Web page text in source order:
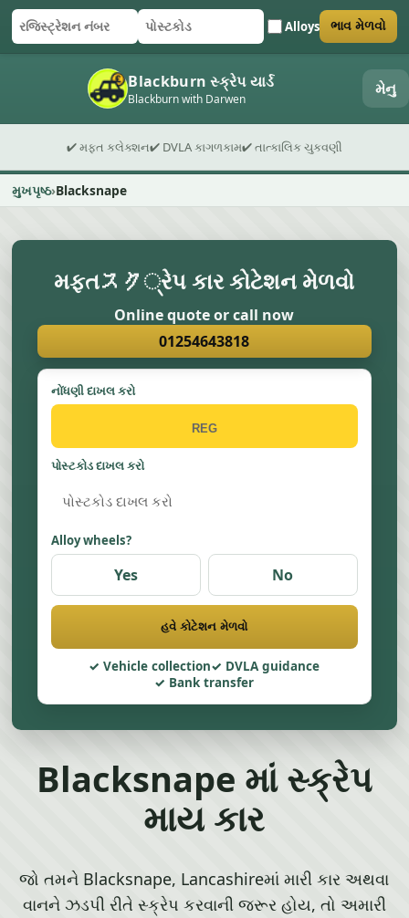
રજિસ્ટ્રેશન નંબર
પોસ્ટકોડ Alloys
ફોર્મ સબમિટ કરો ભાવ મેળવો
Blackburn સ્ક્રેપ યાર્ડ
Blackburn with Darwen મેનુ
✔ મફત કલેક્શન✔ DVLA કાગળકામ✔ તાત્કાલિક ચુકવણી
મુખપૃષ્ઠ Blacksnape
મફતスク્રેપ કાર કોટેશન મેળવો
Online quote or call now
01254643818
નોંધણી દાખલ કરો
પોસ્ટકોડ દાખલ કરો
Alloy wheels?
Yes No
હવે કોટેશન મેળવો
Vehicle collection
DVLA guidance
Bank transfer
Blacksnape માં સ્ક્રેપ
માય કાર
જો તમને Blacksnape, Lancashireમાં મારી કાર અથવા
વાનને ઝડપી રીતે સ્ક્રેપ કરવાની જરૂર હોય, તો અમારી